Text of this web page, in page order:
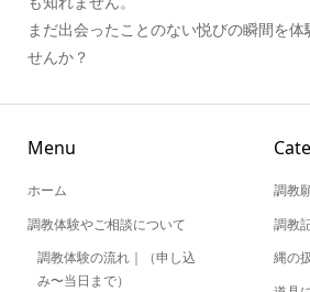
まだ出会ったことのない悦びの瞬間を
せんか？
Menu
ホーム
調教体験やご相談について
調教体験の流れ｜（申し込
み〜当日まで）
調教
調教
縄の